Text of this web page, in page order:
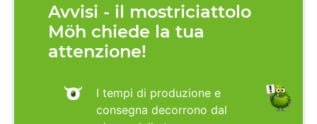
Avvisi - il mostriciattolo
Möh chiede la tua
attenzione!
I tempi di produzione e
consegna decorrono dal